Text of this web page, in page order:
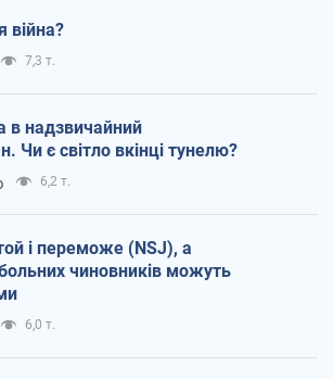
війна?
7,3 т.
в надзвичайний
Чи є світло вкінці тунелю?
6,2 т.
і переможе (NSJ), а
чиновників можуть
6,0 т.